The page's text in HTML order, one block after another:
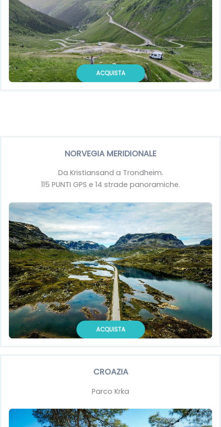
ACQUISTA
NORVEGIA MERIDIONALE
Da Kristiansand a Trondheim.
115 PUNTI GPS e 14 strade panoramiche.
ACQUISTA
CROAZIA
Parco Krka